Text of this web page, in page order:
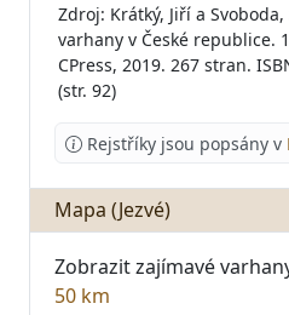
Zdroj: Krátký, Jiří a
varhany v České republice.
CPress, 2019. 267 stran.
(str. 92)
Rejstříky jsou popsány v
Mapa (Jezvé)
Zobrazit zajímavé
50 km